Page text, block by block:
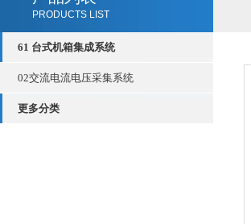
PRODUCTS LIST
61 台式机箱集成系统
02交流电流电压采集系统
更多分类